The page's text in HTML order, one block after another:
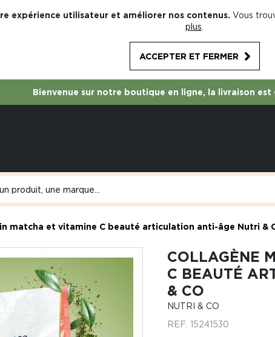
expérience utilisateur et améliorer nos contenus. Vous
plus
ACCEPTER ET FERMER
Bienvenue sur notre boutique en ligne, la livraison est
matcha et vitamine C beauté articulation anti-âge Nutri &
COLLAGÈNE
C BEAUTÉ
& CO
NUTRI & CO
REF. 15241530